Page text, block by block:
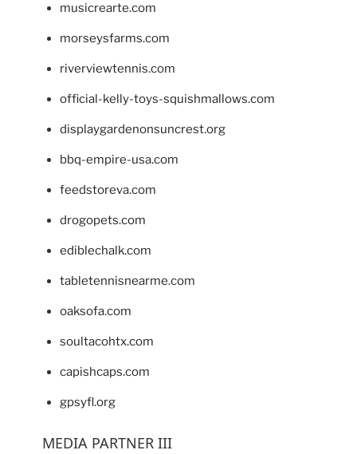
musicrearte.com
morseysfarms.com
riverviewtennis.com
official-kelly-toys-squishmallows.com
displaygardenonsuncrest.org
bbq-empire-usa.com
feedstoreva.com
drogopets.com
ediblechalk.com
tabletennisnearme.com
oaksofa.com
soultacohtx.com
capishcaps.com
gpsyfl.org
MEDIA PARTNER III